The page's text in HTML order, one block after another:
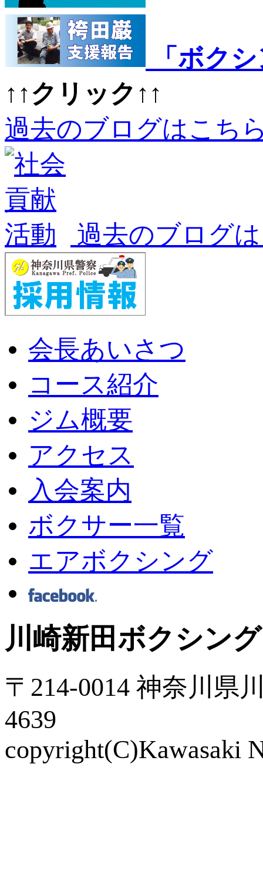
「ボク
↑↑クリック↑↑
過去のブログはこち
過去のブログ
会長あいさつ
コース紹介
ジム概要
アクセス
入会案内
ボクサー一覧
エアボクシング
川崎新田ボクシン
〒214-0014 神奈川県
4639
copyright(C)Kawasaki